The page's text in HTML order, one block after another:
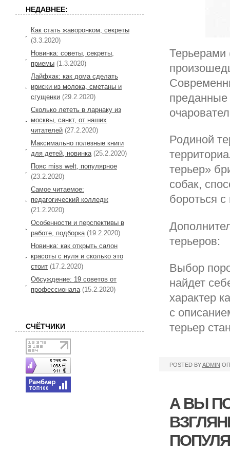
Терьерами
преданные
Родиной
терьер»
собак,
бороться
терьеров:
Выбор
найдет
характер
с
терьер
POSTED BYADMIN
А ВЫ
НЕДАВНЕЕ:
Как стать жаворонком, секреты
(3.3.2020)
Новинка: советы, секреты,
приемы (1.3.2020)
Лайфхак: как дома сделать
ириски из молока, сметаны и
сгущенки (29.2.2020)
Сколько лететь в ларнаку из
москвы, санкт, от наших
читателей (27.2.2020)
Максимально полезные книги
для детей, новинка (25.2.2020)
Пояс miss welt, популярное
(23.2.2020)
Самое читаемое:
педагогический колледж
(21.2.2020)
Особенности и перспективы в
работе, подборка (19.2.2020)
Новинка: как открыть салон
красоты с нуля и сколько это
стоит (17.2.2020)
Обсуждение: 19 советов от
профессионала (15.2.2020)
СЧЁТЧИКИ